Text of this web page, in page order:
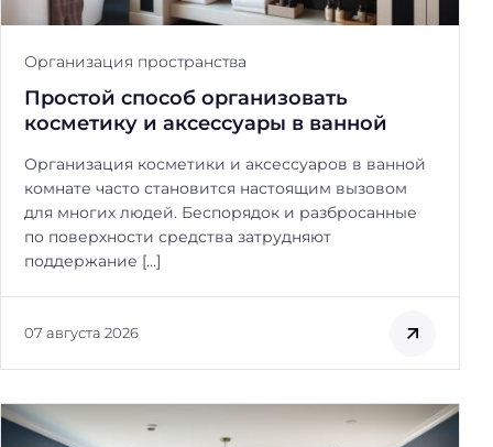
Организация пространства
Простой способ организовать
косметику и аксессуары в ванной
Организация косметики и аксессуаров в ванной
комнате часто становится настоящим вызовом
для многих людей. Беспорядок и разбросанные
по поверхности средства затрудняют
поддержание […]
07 августа 2026